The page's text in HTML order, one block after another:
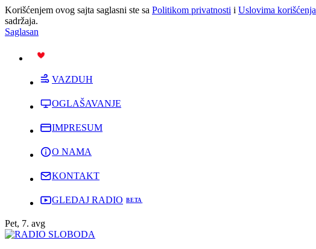
Korišćenjem ovog sajta saglasni ste sa Politikom privatnosti i Uslovima korišćenja
sadržaja.
Saglasan
VAZDUH
OGLAŠAVANJE
IMPRESUM
O NAMA
KONTAKT
GLEDAJ RADIO
Pet, 7. avg